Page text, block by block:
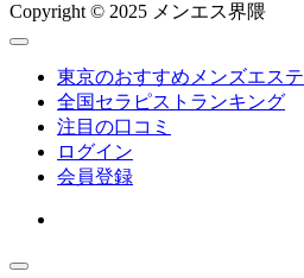
Copyright © 2025 メンエス界隈
東京のおすすめメンズエステ
全国セラピストランキング
注目の口コミ
ログイン
会員登録